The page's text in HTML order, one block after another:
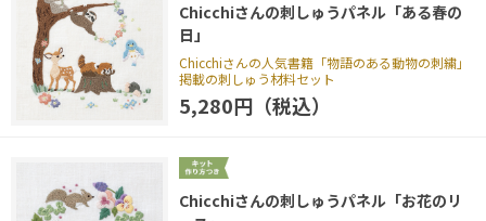
Chicchiさんの刺しゅうパネル「ある春の
日」
Chicchiさんの人気書籍「物語のある動物の刺繍」
掲載の刺しゅう材料セット
5,280円（税込）
Chicchiさんの刺しゅうパネル「お花のリ